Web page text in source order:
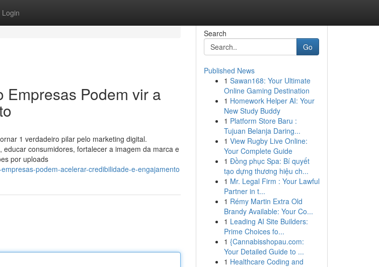
Login
Empresas Podem vir a
1 verdadeiro pilar pelo marketing digital.
consumidores, fortalecer a imagem da marca e
por uploads
podem-acelerar-credibilidade-e-engajamento
Search
Go
Published News
1 Sawan168: Your Ultimate
Online Gaming Destination
1 Homework Helper AI: Your
New Study Buddy
1 Platform Store Baru :
Tujuan Belanja Daring...
1 View Rugby Live Online:
Your Complete Guide
1 Đồng phục Spa: Bí quyết
tạo dựng thương hiệu ch...
1 Mr. Legal Firm : Your Lawful
Partner in t...
1 Rémy Martin Extra Old
Brandy Available: Your Co...
1 Leading AI Site Builders:
Prime Choices fo...
1 {Cannabisshopau.com:
Your Detailed Guide to ...
1 Healthcare Coding and